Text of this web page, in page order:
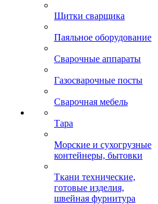
Щитки сварщика
Паяльное оборудование
Сварочные аппараты
Газосварочные посты
Сварочная мебель
Тара
Морские и сухогрузные
контейнеры, бытовки
Ткани технические,
готовые изделия,
швейная фурнитура